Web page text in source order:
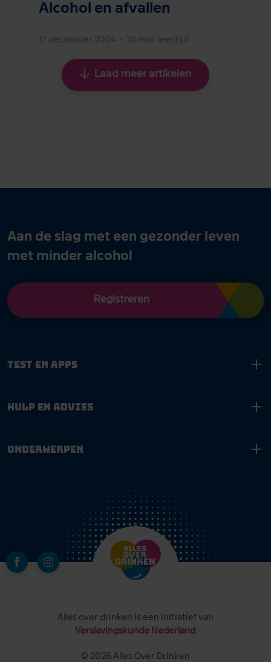
Alcohol en afvallen
17 december 2024 • 10 min. leestijd
Laad meer artikelen
Aan de slag met een gezonder leven
met minder alcohol
Registreren
Test en apps
Hulp en advies
Onderwerpen
© 2026 Alles Over Drinken
Alles over drinken is een initiatief van
Verslavingskunde Nederland